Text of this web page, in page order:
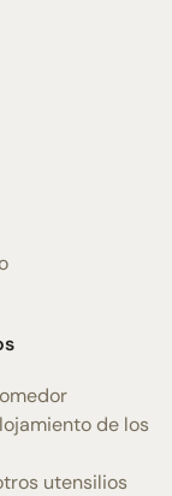
de los
utensilios